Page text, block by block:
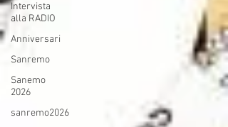
Intervista
alla RADIO
Anniversari
Sanremo
Sanemo
2026
sanremo2026